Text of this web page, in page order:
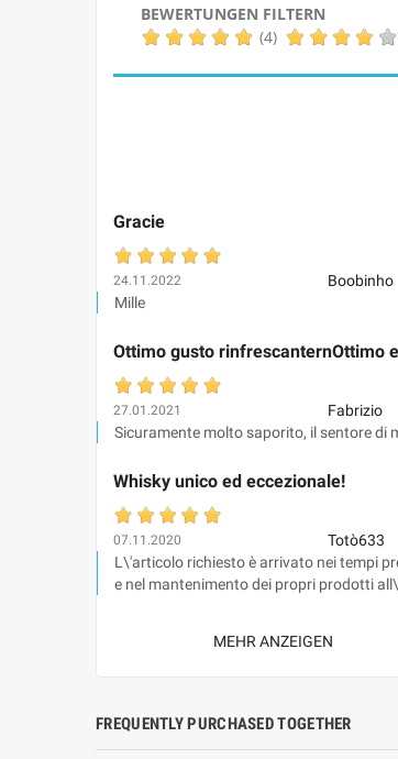
BEWERTUNGEN FILTERN
(4)
Gracie
24.11.2022
Boobinho
Mille
Ottimo gusto rinfrescanternOttimo
27.01.2021
Fabrizio
Sicuramente molto saporito, il sentore di
Whisky unico ed eccezionale!
07.11.2020
Totò633
L\'articolo richiesto è arrivato nei tempi
e nel mantenimento dei propri prodotti
MEHR ANZEIGEN
FREQUENTLY PURCHASED TOGETHER